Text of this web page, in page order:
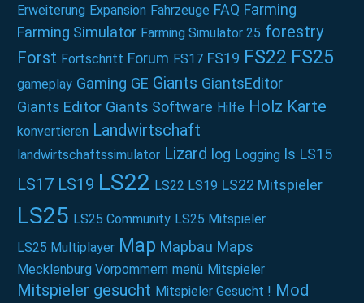
Erweiterung Expansion Fahrzeuge FAQ Farming
Farming Simulator Farming Simulator 25 forestry
Forst Fortschritt Forum FS17 FS19 FS22 FS25
gameplay Gaming GE Giants GiantsEditor
Giants Editor Giants Software Hilfe Holz Karte
konvertieren Landwirtschaft
landwirtschaftssimulator Lizard log Logging ls LS15
LS17 LS19 LS22 LS22 LS19 LS22 Mitspieler
LS25 LS25 Community LS25 Mitspieler
LS25 Multiplayer Map Mapbau Maps
Mecklenburg Vorpommern menü Mitspieler
Mitspieler gesucht Mitspieler Gesucht ! Mod